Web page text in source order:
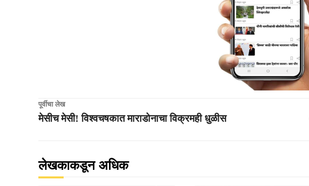
पूर्वीचा लेख
मेसीच मेसी! विश्वचषकात माराडोनाचा विक्रमही धुळीस
लेखकाकडून अधिक